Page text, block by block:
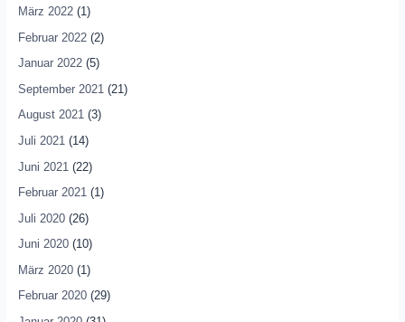
März 2022(1)
Februar 2022(2)
Januar 2022(5)
September 2021 (21)
August 2021(3)
Juli 2021 (14)
Juni 2021 (22)
Februar 2021(1)
Juli 2020(26)
Juni 2020(10)
März 2020(1)
Februar 2020(29)